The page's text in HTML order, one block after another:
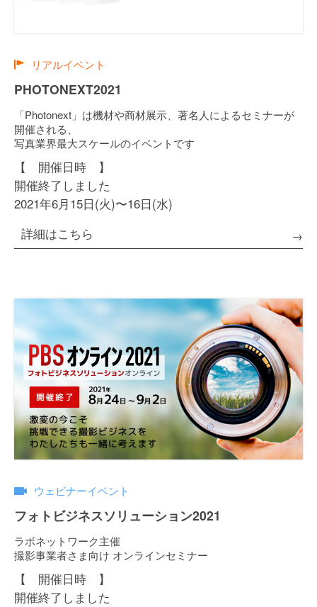
リアルイベント
PHOTONEXT2021
「Photonext」は機材や商材展示、著名人によるセミナーが
開催される、
写真業界最大スケールのイベントです
【 開催日時 】
開催終了しました
2021年6月15日(火)〜16日(水)
詳細はこちら
ウェビナーイベント
フォトビジネスソリューション2021
ラボネットワーク主催
撮影事業者さま向け オンラインセミナー
【 開催日時 】
開催終了しました